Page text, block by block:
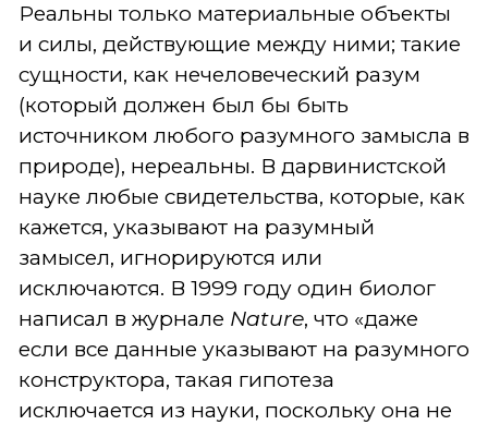
Реальны только материальные объекты
и силы, действующие между ними; такие
сущности, как нечеловеческий разум
(который должен был бы быть
источником любого разумного замысла в
природе), нереальны. В дарвинистской
науке любые свидетельства, которые, как
кажется, указывают на разумный
замысел, игнорируются или
исключаются. В 1999 году один биолог
написал в журнале Nature, что «даже
если все данные указывают на разумного
конструктора, такая гипотеза
исключается из науки, поскольку она не